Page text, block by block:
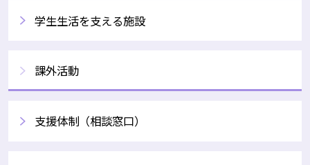
学生生活を支える施設
課外活動
支援体制（相談窓口）